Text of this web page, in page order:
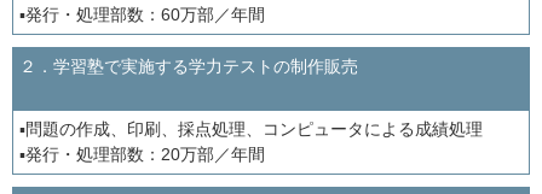
▪発行・処理部数：60万部／年間
２．学習塾で実施する学力テストの制作販売
▪問題の作成、印刷、採点処理、コンピュータによる成績処理
▪発行・処理部数：20万部／年間